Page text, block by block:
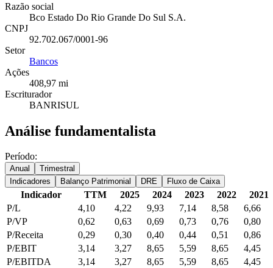
Razão social
Bco Estado Do Rio Grande Do Sul S.A.
CNPJ
92.702.067/0001-96
Setor
Bancos
Ações
408,97 mi
Escriturador
BANRISUL
Análise fundamentalista
Período:
Anual
Trimestral
Indicadores
Balanço Patrimonial DRE Fluxo de Caixa
Indicador TTM 2025 2024 2023 2022
2021
P/L
4,10 4,22 9,93 7,14 8,58
6,66
P/VP
0,62 0,63 0,69 0,73 0,76
0,80
P/Receita
0,29 0,30 0,40 0,44 0,51
0,86
P/EBIT
3,14 3,27 8,65 5,59 8,65
4,45
P/EBITDA
3,14 3,27 8,65 5,59 8,65
4,45